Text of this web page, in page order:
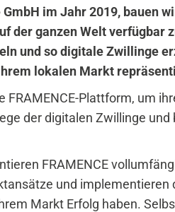
im Jahr 2019, bauen
der ganzen Welt
und so digitale Zwillinge
lokalen Markt
FRAMENCE-Plattform, um
der digitalen Zwillinge
FRAMENCE
und
Markt Erfolg haben.